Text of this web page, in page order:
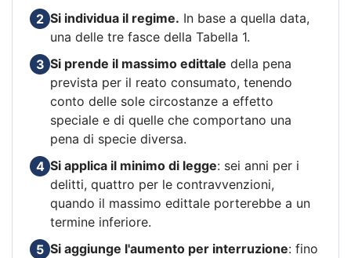
2 Si individua il regime. In base a quella data,
una delle tre fasce della Tabella 1.
3 Si prende il massimo edittale della pena
prevista per il reato consumato, tenendo
conto delle sole circostanze a effetto
speciale e di quelle che comportano una
pena di specie diversa.
4 Si applica il minimo di legge: sei anni per i
delitti, quattro per le contravvenzioni,
quando il massimo edittale porterebbe a un
termine inferiore.
5 Si aggiunge l'aumento per interruzione: fino